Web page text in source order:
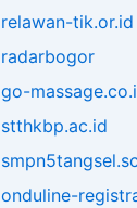
relawan-tik.or.id
radarbogor
go-
stthkbp.ac.id
onduline-